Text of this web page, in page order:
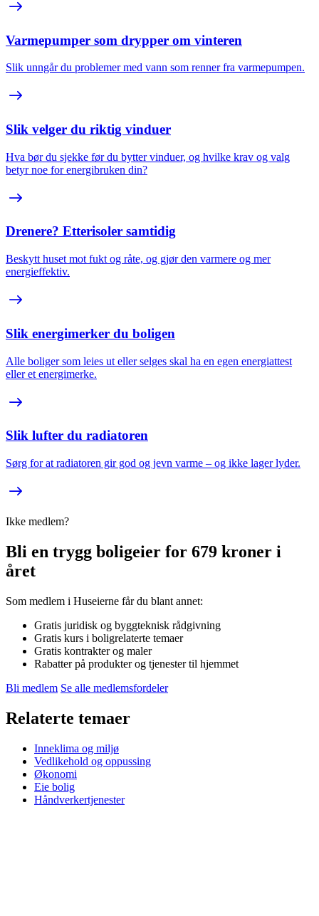
Varmepumper som drypper om vinteren
Slik unngår du problemer med vann som renner fra varmepumpen.
Slik velger du riktig vinduer
Hva bør du sjekke før du bytter vinduer, og hvilke krav og valg
betyr noe for energibruken din?
Drenere? Etterisoler samtidig
Beskytt huset mot fukt og råte, og gjør den varmere og mer
energieffektiv.
Slik energimerker du boligen
Alle boliger som leies ut eller selges skal ha en egen energiattest
eller et energimerke.
Slik lufter du radiatoren
Sørg for at radiatoren gir god og jevn varme – og ikke lager lyder.
Ikke medlem?
Bli en trygg boligeier for 679 kroner i
året
Som medlem i Huseierne får du blant annet:
Gratis juridisk og byggteknisk rådgivning
Gratis kurs i boligrelaterte temaer
Gratis kontrakter og maler
Rabatter på produkter og tjenester til hjemmet
Bli medlem Se alle medlemsfordeler
Relaterte temaer
Inneklima og miljø
Vedlikehold og oppussing
Økonomi
Eie bolig
Håndverkertjenester